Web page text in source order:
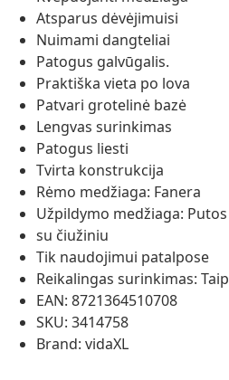
Atsparus dėvėjimuisi
Nuimami dangteliai
Patogus galvūgalis.
Praktiška vieta po lova
Patvari grotelinė bazė
Lengvas surinkimas
Patogus liesti
Tvirta konstrukcija
Rėmo medžiaga: Fanera
Užpildymo medžiaga: Putos
su čiužiniu
Tik naudojimui patalpose
Reikalingas surinkimas: Taip
EAN: 8721364510708
SKU: 3414758
Brand: vidaXL